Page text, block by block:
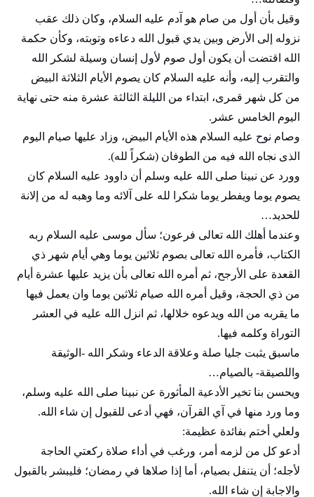
وقيل بأن أول من صام هو آدم عليه السلام، وكان ذلك عقب
نزوله إلى الأرض وبين يدي قبول الله دعاءه وتوبته، وكأن حكمة
الله اقتضت أن يكون أول صوم لأول إنسان وسيلة لشكر الله
والتقرب إليه، وأنه عليه السلام كان يصوم الأيام الثلاثة البيض
من كل شهر قمرى، ابتداء من الليلة الثالثة عشرة منه حتى نهاية
اليوم الخامس عشر.
وصام نوح عليه السلام هذه الأيام البيض، وزاد عليها صيام اليوم
الذى نجاه الله فيه من الطوفان (شكراً لله).
وورد عن نبينا صلى الله عليه وسلم أن داوود عليه السلام كان
يصوم يوما ويفطر يوما شكرا لله على آلائه وما وهبه له من إلانة
للحديد…
وعندما أهلك الله تعالى فرعون؛ سأل موسى عليه السلام ربه
الكتاب، فأمره الله تعالى بصوم ثلاثين يوما وهي أيام شهر ذي
القعدة على الأرجح، ثم أمره الله تعالى بأن يزيد عليها عشرة أيام
من ذي الحجة، وقيل أمره الله صيام ثلاثين يوما وان يعمل فيها
ما يقربه من الله ويدعوه خلالها، ثم انزل الله عليه في العشر
التوراة وكلمه فيها.
ماسبق يثبت جليا صلة وعلاقة الدعاء وشكر الله -الوثيقة
واللصيقة- بالصيام…
ويحسن بنا تخير الأدعية المأثورة عن نبينا صلى الله عليه وسلم،
وما ورد منها في آي القرآن، فهي أدعى للقبول إن شاء الله.
ولعلي أختم بفائدة عظيمة:
أدعو كل من لزمه أمر، ورغب في أداء صلاة ركعتي الحاجة
لأجله؛ أن يتنفل بصيام، أما إذا صلاها في رمضان؛ فليبشر بالقبول
والاجابة إن شاء الله.